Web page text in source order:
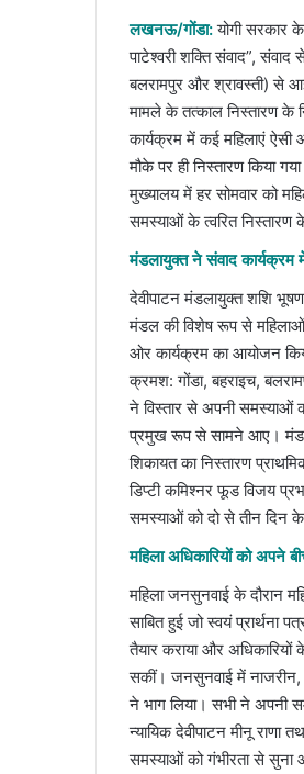
लखनऊ/गोंडा:योगी सरकार
पाटेश्वरी शक्ति संवाद”,
बलरामपुर और श्रावस्ती) से
मामले के तत्काल निस्तारण के
कार्यक्रम में कई महिलाएं
मौके पर ही निस्तारण किया
मुख्यालय में हर सोमवार को
समस्याओं के त्वरित निस्तारण
मंडलायुक्त ने संवाद कार्यक्रम
देवीपाटन मंडलायुक्त शशि
मंडल की विशेष रूप से महिलाओं
ओर कार्यक्रम का आयोजन
क्रमश: गोंडा, बहराइच,
ने विस्तार से अपनी समस्याओं
प्रमुख रूप से सामने आए।
शिकायत का निस्तारण
डिप्टी कमिश्नर फूड विजय
समस्याओं को दो से तीन दिन
महिला अधिकारियों को अपने
महिला जनसुनवाई के दौरान
साबित हुई जो स्वयं
तैयार कराया और
सकीं। जनसुनवाई में नाजरीन,
ने भाग लिया। सभी ने अपनी
न्यायिक देवीपाटन मीनू राणा
समस्याओं को गंभीरता से सुना